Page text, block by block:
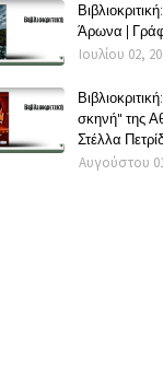
Άρωνα |
Ιουλίου 02,
σκηνή" της
Στέλλα
Αυγούστου